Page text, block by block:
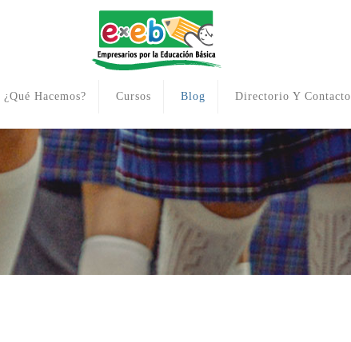
¿Qué Hacemos? Cursos Blog Directorio Y Contacto